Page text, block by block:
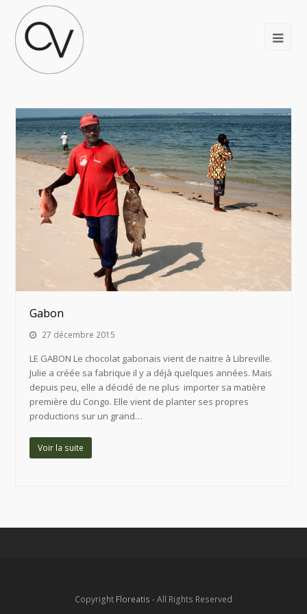
Gabon
27 décembre 2015
LE GABON Le chocolat gabonais vient de naitre à Libreville.
Julie a créée sa fabrique il y a déjà quelques années. Mais
depuis peu, elle a décidé de ne plus importer sa matière
première du Congo. Elle vient de planter ses propres
productions sur un grand…
Voir la suite
Copyright Floreatis - All Rights Reserved